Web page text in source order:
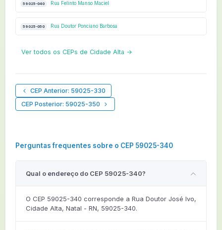
59025-040 Rua Felinto Manso Maciel
59025-050 Rua Doutor Ponciano Barbosa
Ver todos os CEPs de Cidade Alta →
CEP Anterior: 59025-330
CEP Posterior: 59025-350
Perguntas frequentes sobre o CEP 59025-340
Qual o endereço do CEP 59025-340?
O CEP 59025-340 corresponde a Rua Doutor José Ivo,
Cidade Alta, Natal - RN, 59025-340.